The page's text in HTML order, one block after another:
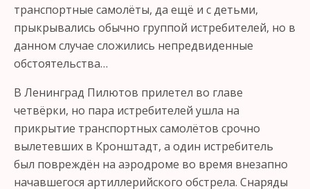
транспортные самолёты, да ещё и с детьми,
прыкрывались обычно группой истребителей, но в
данном случае сложились непредвиденные
обстоятельства…
В Ленинград Пилютов прилетел во главе
четвёрки, но пара истребителей ушла на
прикрытие транспортных самолётов срочно
вылетевших в Кронштадт, а один истребитель
был повреждён на аэродроме во время внезапно
начавшегося артиллерийского обстрела. Снаряды